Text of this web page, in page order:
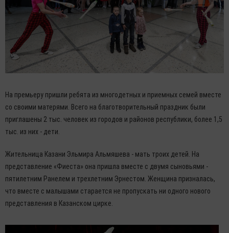
На премьеру пришли ребята из многодетных и приемных семей вместе
со своими матерями. Всего на благотворительный праздник были
приглашены 2 тыс. человек из городов и районов республики, более 1,5
тыс. из них - дети.
Жительница Казани Эльмира Альмяшева - мать троих детей. На
представление «Фиеста» она пришла вместе с двумя сыновьями -
пятилетним Ранелем и трехлетним Эрнестом. Женщина призналась,
что вместе с малышами старается не пропускать ни одного нового
представления в Казанском цирке.